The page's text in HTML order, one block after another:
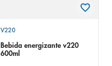
V220
Bebida energizante v220
600ml